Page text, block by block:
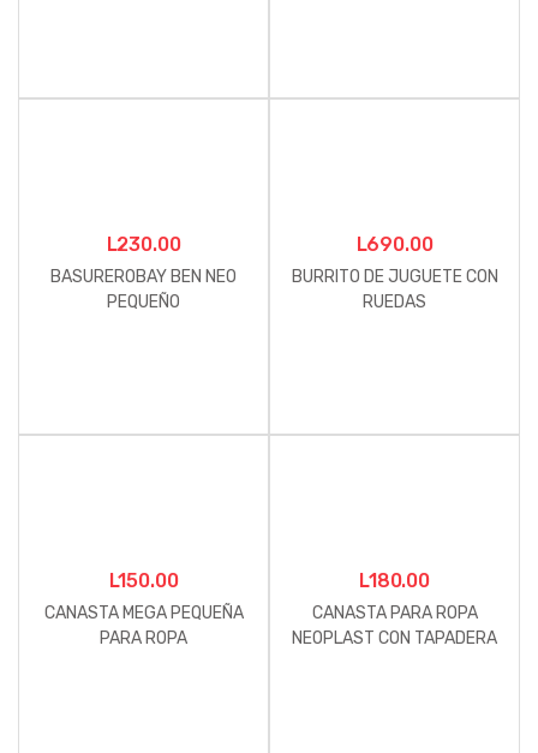
L230.00
BASUREROBAY BEN NEO
PEQUEÑO
L690.00
BURRITO DE JUGUETE CON
RUEDAS
L150.00
CANASTA MEGA PEQUEÑA
PARA ROPA
L180.00
CANASTA PARA ROPA
NEOPLAST CON TAPADERA